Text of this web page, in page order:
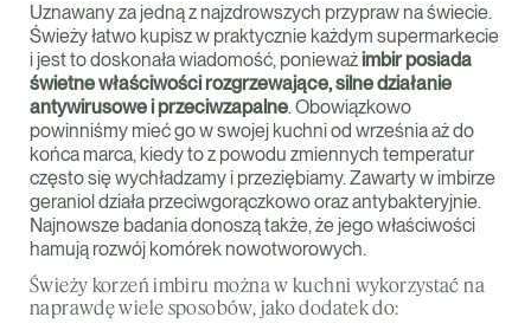
Uznawany za jedną z najzdrowszych przypraw na świecie.
Świeży łatwo kupisz w praktycznie każdym supermarkecie
i jest to doskonała wiadomość, ponieważimbir posiada
świetne właściwości rozgrzewające, silne działanie
antywirusowe i przeciwzapalne. Obowiązkowo
powinniśmy mieć go w swojej kuchni od września aż do
końca marca, kiedy to z powodu zmiennych temperatur
często się wychładzamy i przeziębiamy. Zawarty w imbirze
geraniol działa przeciwgorączkowo oraz antybakteryjnie.
Najnowsze badania donoszą także, że jego właściwości
hamują rozwój komórek nowotworowych.
Świeży korzeń imbiru można w kuchni wykorzystać na
naprawdę wiele sposobów, jako dodatek do: